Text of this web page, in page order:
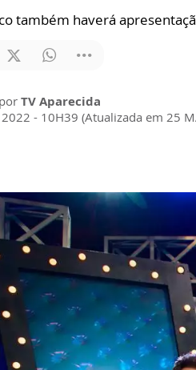
também haverá
TV Aparecida
- 10H39 (Atualizada em 25